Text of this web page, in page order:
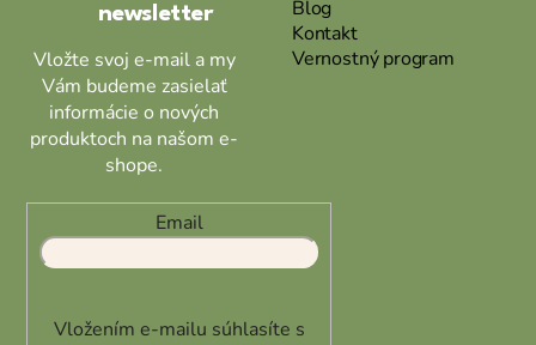
newsletter
Vložte svoj e-mail a my
Vám budeme zasielať
informácie o nových
produktoch na našom e-
shope.
Email
Vložením e-mailu súhlasíte s
Blog
Kontakt
Vernostný program